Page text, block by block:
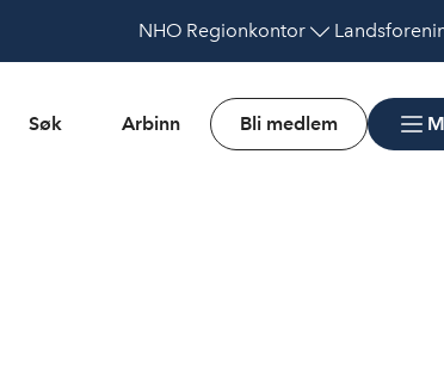
NHO Regionkontor
Søk Arbinn Bli medlem